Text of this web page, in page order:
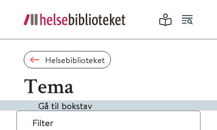
Helsebiblioteket
Tema
Gå til bokstav
Filter